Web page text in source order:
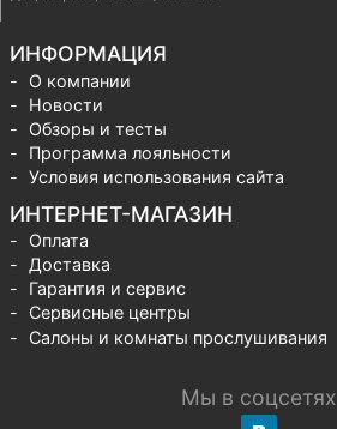
ИНФОРМАЦИЯ
О компании
Новости
Обзоры и тесты
Программа лояльности
Условия использования сайта
ИНТЕРНЕТ-МАГАЗИН
Оплата
Доставка
Гарантия и сервис
Сервисные центры
Салоны и комнаты прослушивания
Мы в соцсетях